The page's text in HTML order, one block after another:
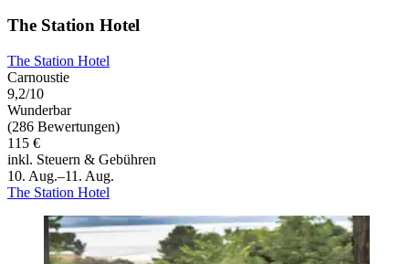
The Station Hotel
The Station Hotel
Carnoustie
9,2/10
Wunderbar
(286 Bewertungen)
115 €
inkl. Steuern & Gebühren
10. Aug.–11. Aug.
The Station Hotel